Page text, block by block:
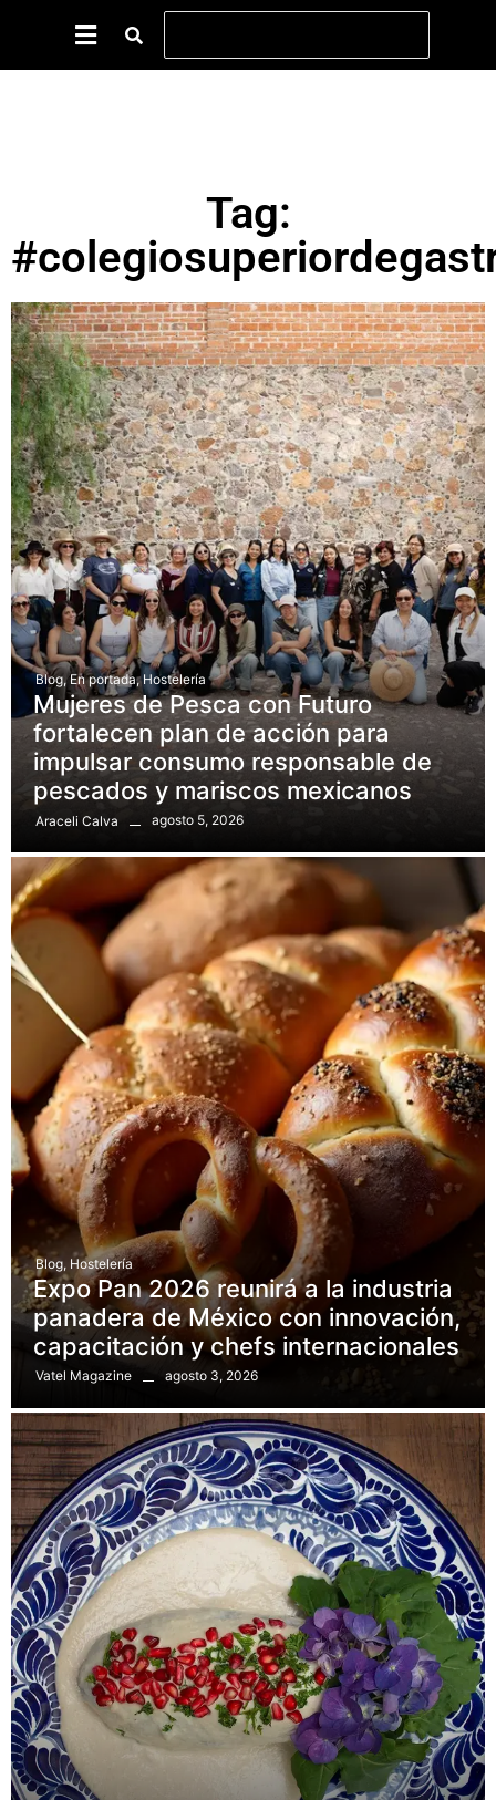
Tag:
Blog, En portada, Hostelería
Mujeres de Pesca con Futuro
fortalecen plan de acción para
impulsar consumo responsable de
pescados y mariscos mexicanos
Araceli Calva agosto 5, 2026
Blog, Hostelería
Expo Pan 2026 reunirá a la industria
panadera de México con innovación,
capacitación y chefs internacionales
Vatel Magazine agosto 3, 2026